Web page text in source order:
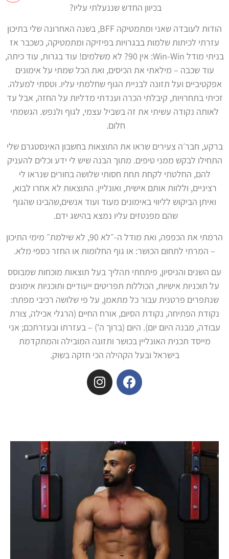
בכיוון החדש שננעלתי עליו?
הודות לעובדה שאני ומתמטיקה BFF, בשנה האחרונה שלי בתיכון
עזרתי לכיתות שלמות בבגרויות בפיזיקה ומתמטיקה, כשכבר אז
בניתי מודל Win-Win: אין 90? לא משלמים! עוד בגרות, עוד כיתה,
עוד שכבה – מילאתי את הכיסים, ואת הכל שמתי על אימונים
אפקטיביים ועל תזונה לבניית הגוף שחלמתי עליו. וטסתי למעלה.
זכיתי בתחרויות, קיבלתי הכרה וענדתי מדליות על החזה, אבל עד
לאותה נקודה עשיתי את זה בשביל עצמי, לגוף ולנפש. הגשמתי
חלום.
ברקע, חבר׳ה צעירים שראו את התוצאות בחשבון האינסטגרם שלי
התחילו לבקש ממני טיפים. מתוך הבנה שיש לי ידע וכלים להעניק
להם, החלטתי לקחת תחת חסותי שלושה בחורים שנראו לי
רציניים, וללוות אותם אישית, ואונליין. התוצאות לא אחרו לבוא,
ואיתן הביקוש לליווי באימונים מעוד ועוד אנשים,שהבינו שהגוף
שהם מפנטזים עליו נמצא בהישג ידם.
הרמתי את הכפפה, ואת מודל ה-״לא 90, לא שילמת״ מימי התיכון
– המרתי לתחום הכושר: או גוף החלומות או החזר כספי מלא.
עם השנים והניסיון, פיתחתי תהליך בעל תוצאות מוכחות שמבוסס
על תוכניות אישיות, הכוללות תפריטים ייעודיים ותוכניות אימונים
שנתפרים פרטנית עבור כל מתאמן, על פי שלושה רכיבי מפתח:
נקודת הפתיחה, נקודת הסיום, אורח החיים (הרגלי אכילה, צורת
עבודה, מבנה היום יום). היום (ברוך ה') – בעזרתו ובעזרתכם; אני
מייסד תכנית האונליין בכושר ותזונה המובילה והמתקדמת
בישראל ובעל הקהילה הכי חזקה בשוק.